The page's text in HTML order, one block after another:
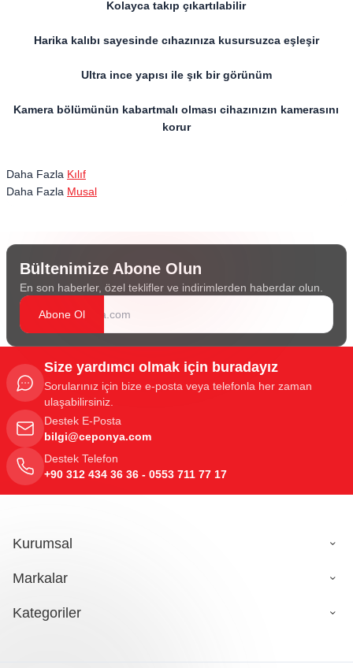
Kolayca takıp çıkartılabilir
Harika kalıbı sayesinde cıhazınıza kusursuzca eşleşir
Ultra ince yapısı ile şık bir görünüm
Kamera bölümünün kabartmalı olması cihazınızın kamerasını
korur
Daha Fazla Kılıf
Daha Fazla Musal
Bültenimize Abone Olun
En son haberler, özel teklifler ve indirimlerden haberdar olun.
Abone Ol
Size yardımcı olmak için buradayız
Sorularınız için bize e-posta veya telefonla her zaman
ulaşabilirsiniz.
Destek E-Posta
bilgi@ceponya.com
Destek Telefon
+90 312 434 36 36 - 0553 711 77 17
Kurumsal
Markalar
Kategoriler